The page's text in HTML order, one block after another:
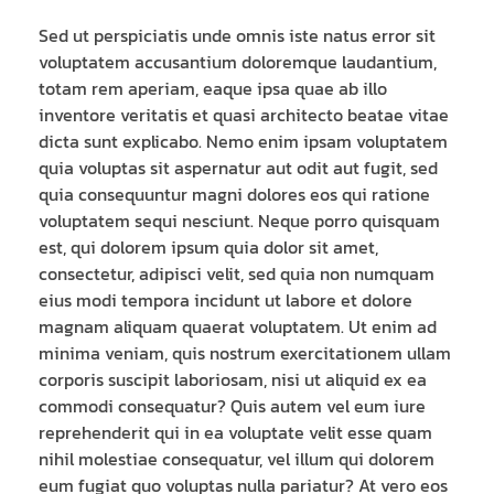
Sed ut perspiciatis unde omnis iste natus error sit
voluptatem accusantium doloremque laudantium,
totam rem aperiam, eaque ipsa quae ab illo
inventore veritatis et quasi architecto beatae vitae
dicta sunt explicabo. Nemo enim ipsam voluptatem
quia voluptas sit aspernatur aut odit aut fugit, sed
quia consequuntur magni dolores eos qui ratione
voluptatem sequi nesciunt. Neque porro quisquam
est, qui dolorem ipsum quia dolor sit amet,
consectetur, adipisci velit, sed quia non numquam
eius modi tempora incidunt ut labore et dolore
magnam aliquam quaerat voluptatem. Ut enim ad
minima veniam, quis nostrum exercitationem ullam
corporis suscipit laboriosam, nisi ut aliquid ex ea
commodi consequatur? Quis autem vel eum iure
reprehenderit qui in ea voluptate velit esse quam
nihil molestiae consequatur, vel illum qui dolorem
eum fugiat quo voluptas nulla pariatur? At vero eos